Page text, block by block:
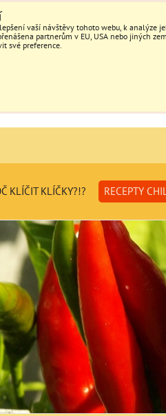
KLÍČIT KLÍČKY?!? RECEPTY
vaší návštěvy tohoto webu, k analýze
partnerům v EU, USA nebo jiných
své preference.